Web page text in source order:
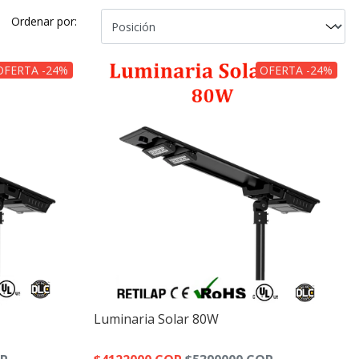
Ordenar por:
-24% OFERTA -24%
Luminaria Solar 80W